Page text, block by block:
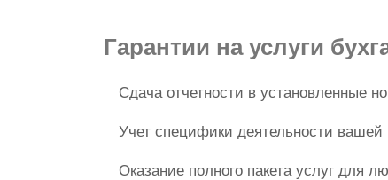
Гарантии на услуги
Сдача отчетности в установленные
Учет специфики деятельности вашей
Оказание полного пакета услуг для